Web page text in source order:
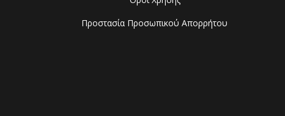
Προστασία Προσωπικού Απορρήτου